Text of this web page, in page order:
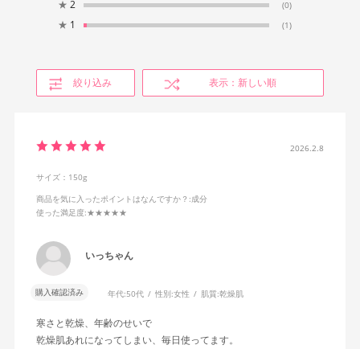
★ 2 (0)
★ 1 (1)
絞り込み 表示：新しい順
2026.2.8
サイズ：150g
商品を気に入ったポイントはなんですか？ :成分
使った満足度:★★★★★
いっちゃん
購入確認済み 年代:50代 性別:女性 肌質:乾燥肌
寒さと乾燥、年齢のせいで
乾燥肌あれになってしまい、毎日使ってます。